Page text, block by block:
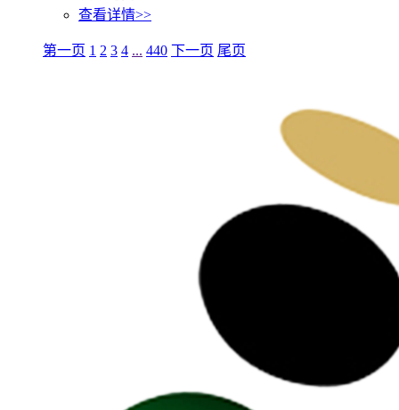
查看详情>>
第一页 1 2 3 4 ... 440 下一页 尾页